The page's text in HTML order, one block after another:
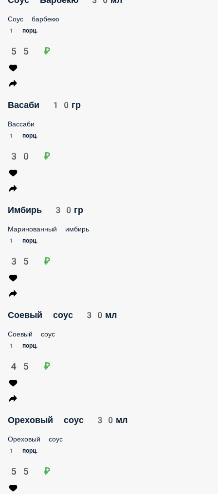
Соус барбекю
1 порц.
55 ₽
Васаби 10гр
Вассаби
1 порц.
30 ₽
Имбирь 30гр
Маринованный имбирь
35 ₽
Соевый соус 30мл
45 ₽
Ореховый соус 30мл
1 порц.
55 ₽